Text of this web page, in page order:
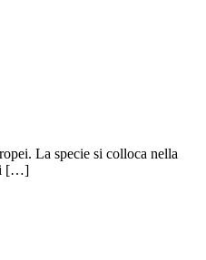
La specie si colloca nella
[…]